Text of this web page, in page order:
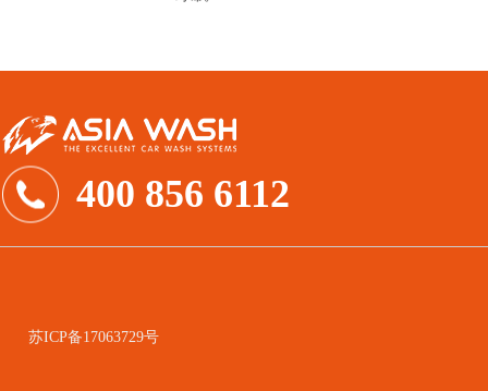
400 856 6112
苏ICP备17063729号